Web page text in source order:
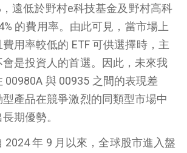
，遠低於野村e科技基金及野村高科
的費用率。由此可見，當市場上
用率較低的 ETF 可供選擇時，主
是投資人的首選。因此，未來我
00980A 與 00935 之間的表現差
產品在競爭激烈的同類型市場中
期優勢。
2024 年 9 月以來，全球股市進入盤